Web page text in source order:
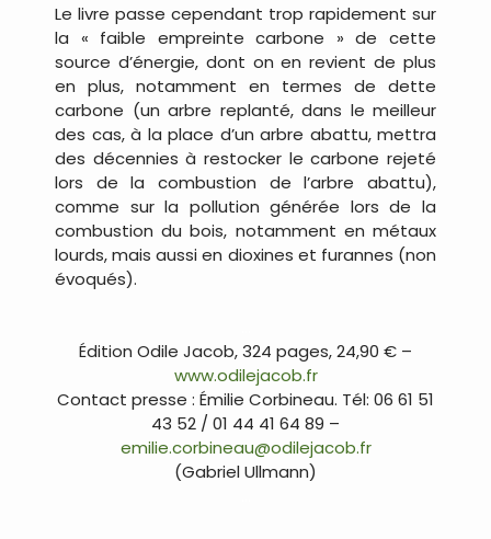
Le livre passe cependant trop rapidement sur
la « faible empreinte carbone » de cette
source d’énergie, dont on en revient de plus
en plus, notamment en termes de dette
carbone (un arbre replanté, dans le meilleur
des cas, à la place d’un arbre abattu, mettra
des décennies à restocker le carbone rejeté
lors de la combustion de l’arbre abattu),
comme sur la pollution générée lors de la
combustion du bois, notamment en métaux
lourds, mais aussi en dioxines et furannes (non
évoqués).
Édition Odile Jacob, 324 pages, 24,90 € –
www.odilejacob.fr
Contact presse : Émilie Corbineau. Tél: 06 61 51
43 52 / 01 44 41 64 89 –
emilie.corbineau@odilejacob.fr
(Gabriel Ullmann)